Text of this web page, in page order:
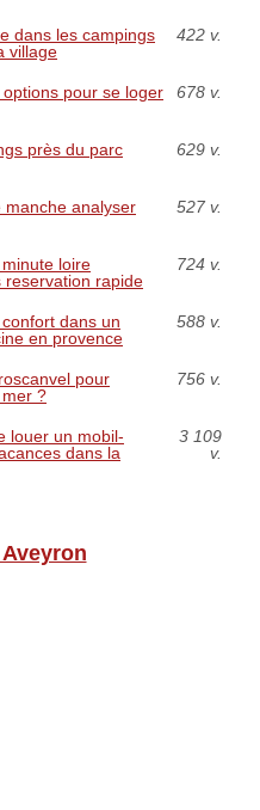
dans les campings
village
422 v.
pour se loger
678 v.
près du parc
629 v.
manche analyser
527 v.
loire
reservation rapide
724 v.
dans un
en provence
588 v.
pour
?
756 v.
louer un mobil-
dans la
3 109
v.